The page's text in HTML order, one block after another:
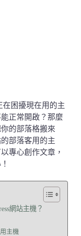
在困擾現在用的主
正常開啟？那麼
的部落格搬來
部落客用的主
專心創作文章，
網站主機？
主機